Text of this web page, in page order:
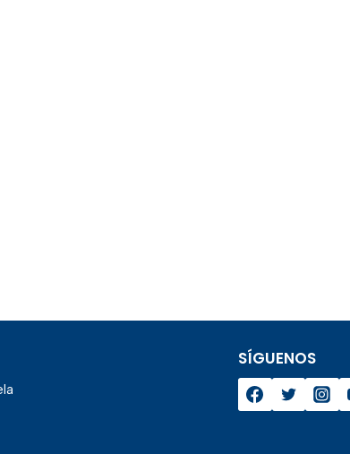
SÍGUENOS